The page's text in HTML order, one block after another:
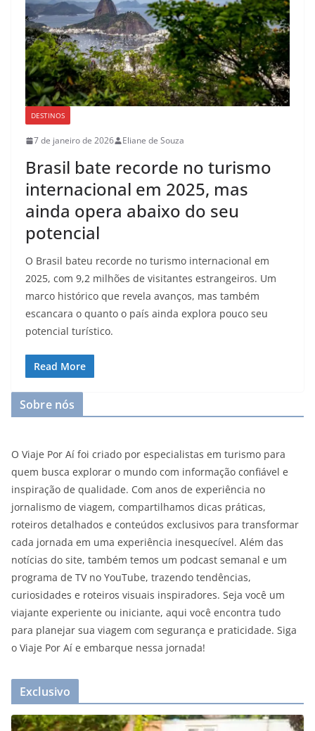
DESTINOS
7 de janeiro de 2026 Eliane de Souza
Brasil bate recorde no turismo
internacional em 2025, mas
ainda opera abaixo do seu
potencial
O Brasil bateu recorde no turismo internacional em
2025, com 9,2 milhões de visitantes estrangeiros. Um
marco histórico que revela avanços, mas também
escancara o quanto o país ainda explora pouco seu
potencial turístico.
Read More
Sobre nós
O Viaje Por Aí foi criado por especialistas em turismo para
quem busca explorar o mundo com informação confiável e
inspiração de qualidade. Com anos de experiência no
jornalismo de viagem, compartilhamos dicas práticas,
roteiros detalhados e conteúdos exclusivos para transformar
cada jornada em uma experiência inesquecível. Além das
notícias do site, também temos um podcast semanal e um
programa de TV no YouTube, trazendo tendências,
curiosidades e roteiros visuais inspiradores. Seja você um
viajante experiente ou iniciante, aqui você encontra tudo
para planejar sua viagem com segurança e praticidade. Siga
o Viaje Por Aí e embarque nessa jornada!
Exclusivo